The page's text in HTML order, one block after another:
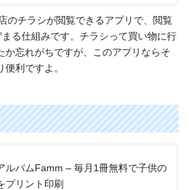
のチラシが閲覧できるアプリで、閲覧
る仕組みです。チラシって買い物に行
か忘れがちですが、このアプリならそ
利ですよ。
ルバムFamm – 毎月1冊無料で子供の
プリント印刷